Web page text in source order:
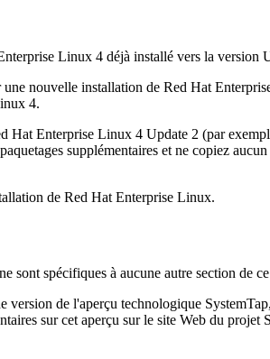
Linux 4 déjà installé vers la
nouvelle installation de Red Hat
4.
Enterprise Linux 4 Update 2 (par
supplémentaires et ne copiez
de Red Hat Enterprise Linux.
sont spécifiques à aucune autre section de
version de l'aperçu technologique SystemTap
sur cet aperçu sur le site Web du projet